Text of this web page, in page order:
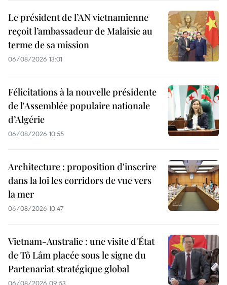
Le président de l’AN vietnamienne
reçoit l’ambassadeur de Malaisie au
terme de sa mission
06/08/2026 13:01
Félicitations à la nouvelle présidente
de l'Assemblée populaire nationale
d’Algérie
06/08/2026 10:55
Architecture : proposition d'inscrire
dans la loi les corridors de vue vers
la mer
06/08/2026 10:47
Vietnam-Australie : une visite d'État
de Tô Lâm placée sous le signe du
Partenariat stratégique global
06/08/2026 09:53